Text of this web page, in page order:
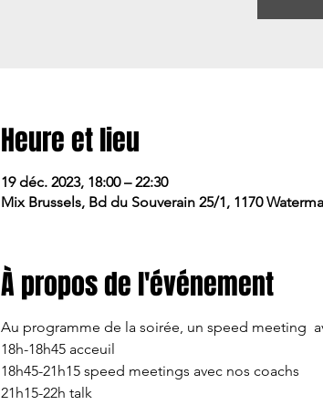
Heure et lieu
19 déc. 2023, 18:00 – 22:30
Mix Brussels, Bd du Souverain 25/1, 1170
À propos de l'événement
Au programme de la soirée, un speed meeting
18h-18h45 acceuil
18h45-21h15 speed meetings avec nos coachs
21h15-22h talk